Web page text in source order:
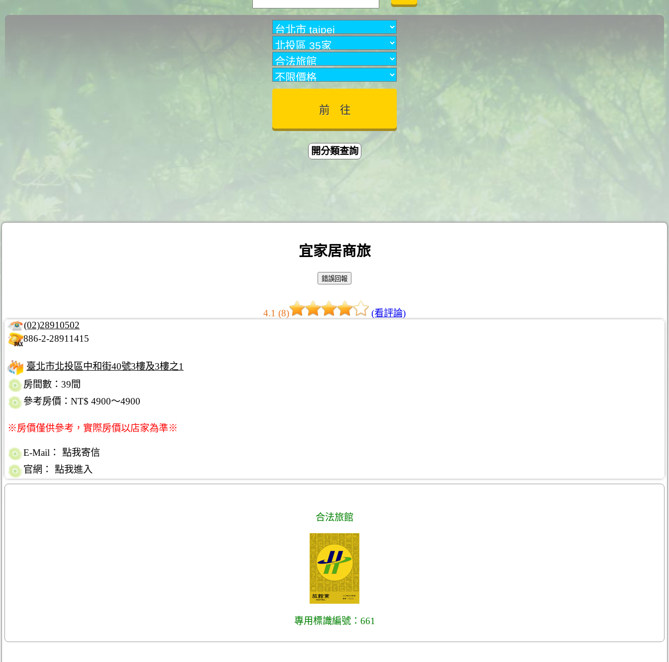
開分類查詢
宜家居商旅
4.1 (8)
(看評論)
(02)28910502
886-2-28911415
臺北市北投區中和街40號3樓及3樓之1
房間數：39間
參考房價：NT$ 4900～4900
※房價僅供參考，實際房價以店家為準※
E-Mail：
點我寄信
官網：
點我進入
合法旅館
專用標識編號：661